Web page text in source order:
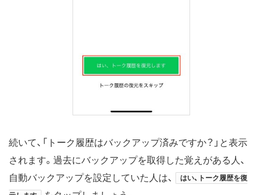
続いて、「トーク履歴はバックアップ済みですか？」と表示
されます。過去にバックアップを取得した覚えがある人、
自動バックアップを設定していた人は、
はい、トーク履歴を復